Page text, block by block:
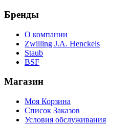
Бренды
О компании
Zwilling J.A. Henckels
Staub
BSF
Магазин
Моя Корзина
Список Заказов
Условия обслуживания